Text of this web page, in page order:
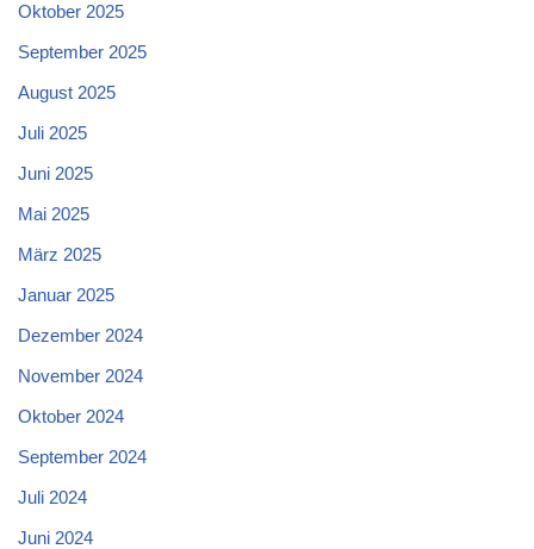
Oktober 2025
September 2025
August 2025
Juli 2025
Juni 2025
Mai 2025
März 2025
Januar 2025
Dezember 2024
November 2024
Oktober 2024
September 2024
Juli 2024
Juni 2024